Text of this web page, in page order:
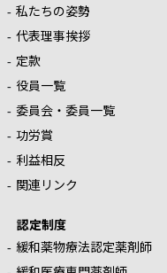
私たちの姿勢
代表理事挨拶
定款
役員一覧
委員会・委員一覧
功労賞
利益相反
関連リンク
認定制度
緩和薬物療法認定薬剤師